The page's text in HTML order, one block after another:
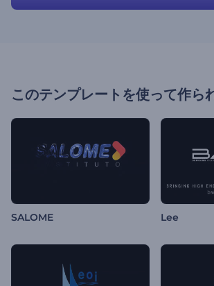
このテンプレートを使って作ら
SALOME Lee